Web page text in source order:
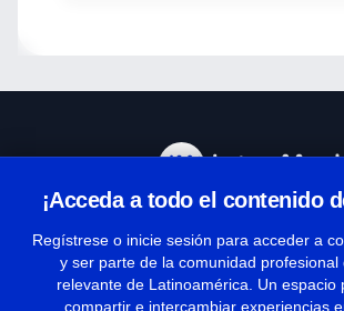
¡Acceda a todo el contenido
Regístrese o inicie sesión para acceder a
y ser parte de la comunidad profesional
relevante de Latinoamérica. Un espacio
compartir e intercambiar experiencias
Términos y condiciones